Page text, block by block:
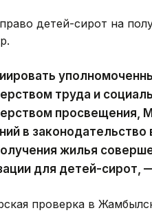
детей-сирот на
труда и
просвещения,
в законодательство
жилья
для детей-сирот,
проверка в